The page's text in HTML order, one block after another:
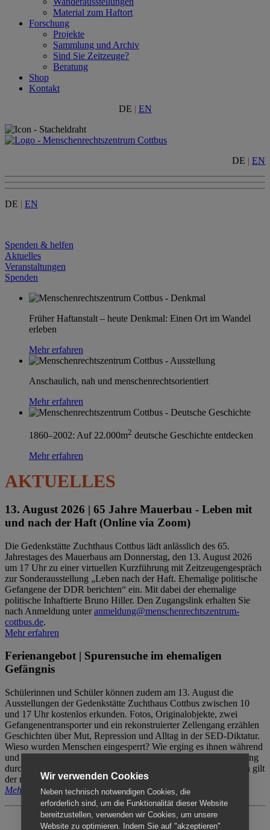
Material zum Haftort
Forschung
Projekte
Sammlung und Archiv
Sind Sie Zeitzeuge?
Beratung
Shop
Kontakt
DE | EN
DE | EN
DE | EN
Spenden & helfen
Aktuelles
Veranstaltungen
Spenden
Früher Haftanstalt – heute Denkmal: Einen Ort im Wandel
erleben
Mehr erfahren
Anschaulich, nah und menschenrechtsorientiert
Mehr erfahren
1860–2002: Auf 22.000m2 deutsche Geschichte entdecken
Mehr erfahren
AKTUELLES
13. August 2026 | 65 Jahre Mauerbau - Leben mit
und nach der Haft (Online via Zoom)
Die Gedenkstätte Zuchthaus Cottbus lädt anlässlich des 65.
Jahrestages des Mauerbaus am Donnerstag, den 13. August 2026
um 17 Uhr zu einer virtuellen Kurzführung mit Zeitzeugengespräch
zur Sonderausstellung „Leben nach der Haft. Ehemalige politische
Gefangene der DDR berichten“ ein. Mit dabei der ehemalige
politische Inhaftierte Bruno Hiller. Den Zugangslink erhalten Sie
nach Anmeldung unteranmeldung@menschenrechtszentrum-
cottbus.de.
Mehr erfahren
Ferienangebot | Spurensuche im ehemaligen
Gefängnis
Schülerinnen und Schüler können zudem am 13. August die
Ausstellungen der Gedenkstätte Zuchthaus Cottbus zwischen 10
und 17 Uhr kostenlos erkunden. Fotos, Originalobjekte, zwei
Gefangenentransporter und ein rekonstruierter Zellengang erzählen
Geschichten über Mut, Repression und Alltag in der SED-Diktatur.
Wieso wurden Menschen eingesperrt? Wie erging es ihnen während
und nach der Haft? Der Besuch erfolgt individuell ohne Betreuung
durch das Menschenrechtszentrum Cottbus. Für Begleitpersonen gilt
der reguläre Eintritt (8€ / ermäßigt 5€).
Mehr erfahren
Wir verwenden Cookies
Neben technisch notwendigen Cookies, die
erforderlich sind, um die Funktionalität dieser Website
bereitzustellen, verwenden wir Cookies, um unsere
Website zu optimieren. Indem Sie auf "akzeptieren"